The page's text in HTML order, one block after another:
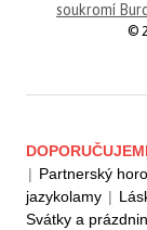
soukromí
©
| Partnerský
jazykolamy |
Svátky a